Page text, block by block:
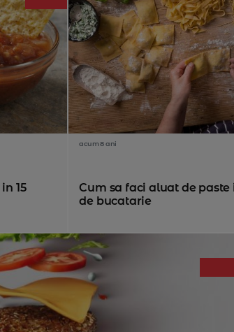
15
acum 8 ani
Cum sa faci aluat de
de bucatarie